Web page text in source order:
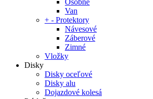
Osobné
Van
+ - Protektory
Návesové
Záberové
Zimné
Vložky
Disky
Disky oceľové
Disky alu
Dojazdové kolesá